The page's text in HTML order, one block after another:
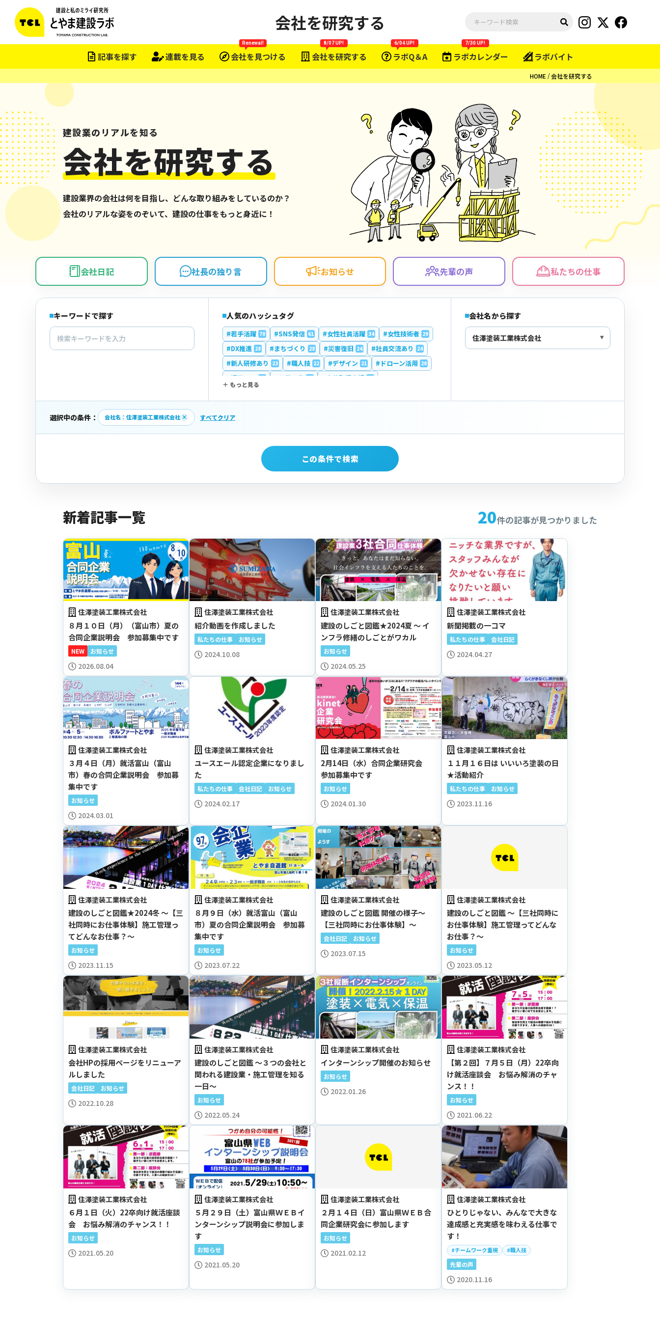
記事を探す 連載を見る 会社を見つける
Renewal!
会社を研究する
8/07 UP!
ラボQ＆A
6/04 UP!
ラボカレンダー
7/30 UP!
ラボバイト
会社を研究する
HOME 会社を研究する
建設業のリアルを知る
会社を研究する
建設業界の会社は何を目指し、どんな取り組みをしているのか？
会社のリアルな姿をのぞいて、建設の仕事をもっと身近に！
会社日記 社長の独り言 お知らせ 先輩の声 私たちの仕事
キーワードで探す 人気のハッシュタグ
#若手活躍 70 #SNS発信 61 #女性社員活躍 34 #女性技術者 29
#DX推進 28 #まちづくり 28 #災害復旧 24 #社員交流あり 24
#新人研修あり 23 #職人技 22 #デザイン 21 #ドローン活用 20
#週休二日 20 #公共工事 18 #育休取得実績 18
#ものづくり
#産休取得実績 #ICT施工 #年間休日120日以上
#スキルアップ
#街をつくる #チームワーク重視
#地元出身者多数 #地域インフラ #最新技術
#直行直帰OK 8 #第二新卒歓迎 8 #橋梁工事 8 #BIM 7
#技術者育成 #県内高校OB在籍 7 #賞与年2回 7
#男性育休取得 7 #3D測量 7 #ワークライフバランス 7
#AI活用 6 #アウトドア好き歓迎 6 #カッコいい仕事 6
#サウナ好き 6 #スマート建設 6 #ドローン測量 6
#丁寧な現場指導 #最新重機 6 #若手育成 6
#資格手当あり 6 #女性施工管理 6 #女性現場監督 6
#アットホーム #交通費支給 6 #飲み会あり 6
#ランチ会 #県内大学OB在籍 5 #社屋が綺麗
5
#同好会あり #若手社長 5 #キャリアアップ 5
#有給取得率80%以上 #スポーツ活動 5
#デュアルキャリア #趣味充実 4 #退職金制度 4
#定時退社文化 #福利厚生施設 #大型プロジェクト 4
#男女比公開 4 #手に職 4 #20代多数
#遠隔施工 4 #リモートワーク可 3 #山仕事 3 #登山好き
#社用車支給 3 #福利厚生充実
#社員寮あり 3 #家族手当あり 3 #業績賞与あり
#おしゃれオフィス #国家プロジェクト 3
#ダイバーシティ
#フラットな職場 2 #クリエイティブ 2 #フリーアドレス 2
#港湾工事 2 #休日出勤なし 2 #グルメ好き 2
#住宅手当あり 2 #建築好き 2 #昇給あり 2
#休憩スペース充実 #全面禁煙 2 #上下関係ゆるめ 1
#年収400万以上
#年収600万以上 1 #有名建築 #自由な働き方
#社食あり 1 #社宅あり
＋ もっと見る
会社名から探す
選択中の条件： 会社名：住澤塗装工業株式会社× すべてクリア
この条件で検索
新着記事一覧 20件の記事が見つかりました
住澤塗装工業株式会社
８月１０日（月）（富山市）夏の
合同企業説明会 参加募集中です
NEW お知らせ
2026.08.04
住澤塗装工業株式会社
紹介動画を作成しました
私たちの仕事 お知らせ
2024.10.08
住澤塗装工業株式会社
建設のしごと図鑑★2024夏 ～ イ
ンフラ修繕のしごとがワカル
お知らせ
2024.05.25
住澤塗装工業株式会社
新聞掲載の一コマ
私たちの仕事 会社日記
2024.04.27
住澤塗装工業株式会社
３月４日（月）就活富山（富山
市）春の合同企業説明会 参加募
集中です
お知らせ
2024.03.01
住澤塗装工業株式会社
ユースエール認定企業になりまし
た
私たちの仕事 会社日記 お知らせ
2024.02.17
住澤塗装工業株式会社
2月14日（水）合同企業研究会
参加募集中です
お知らせ
2024.01.30
住澤塗装工業株式会社
１１月１６日は いいいろ塗装の日
★活動紹介
私たちの仕事 お知らせ
2023.11.16
住澤塗装工業株式会社
建設のしごと図鑑★2024冬 ～【三
社同時にお仕事体験】施工管理っ
てどんなお仕事？～
お知らせ
2023.11.15
住澤塗装工業株式会社
８月９日（水）就活富山（富山
市）夏の合同企業説明会 参加募
集中です
お知らせ
2023.07.22
住澤塗装工業株式会社
建設のしごと図鑑 開催の様子～
【三社同時にお仕事体験】～
会社日記 お知らせ
2023.07.15
住澤塗装工業株式会社
建設のしごと図鑑 ～【三社同時に
お仕事体験】施工管理ってどんな
お仕事？～
お知らせ
2023.05.12
住澤塗装工業株式会社
会社HPの採用ページをリニューア
ルしました
会社日記 お知らせ
2022.10.28
住澤塗装工業株式会社
建設のしごと図鑑 ～３つの会社と
関われる建設業・施工管理を知る
一日～
お知らせ
2022.05.24
住澤塗装工業株式会社
インターンシップ開催のお知らせ
お知らせ
2022.01.26
住澤塗装工業株式会社
【第２回】７月５日（月）22卒向
け就活座談会 お悩み解消のチャ
ンス！！
お知らせ
2021.06.22
住澤塗装工業株式会社
６月１日（火）22卒向け就活座談
会 お悩み解消のチャンス！！
お知らせ
2021.05.20
住澤塗装工業株式会社
５月２９日（土）富山県ＷＥＢイ
ンターンシップ説明会に参加しま
す
お知らせ
2021.05.20
住澤塗装工業株式会社
２月１４日（日）富山県ＷＥＢ合
同企業研究会に参加します
お知らせ
2021.02.12
住澤塗装工業株式会社
ひとりじゃない、みんなで大きな
達成感と充実感を味わえる仕事で
す！
#チームワーク重視 #職人技
先輩の声
2020.11.16